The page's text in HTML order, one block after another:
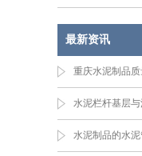
最新资讯
重庆水泥制品
水泥栏杆基层
水泥制品的水